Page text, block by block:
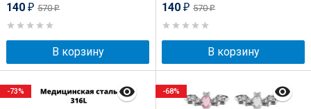
140 ₽ 570₽
В корзину
140 ₽ 570₽
В корзину
-73% -68%